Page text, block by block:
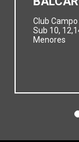
Club
Sub 10,
Menores